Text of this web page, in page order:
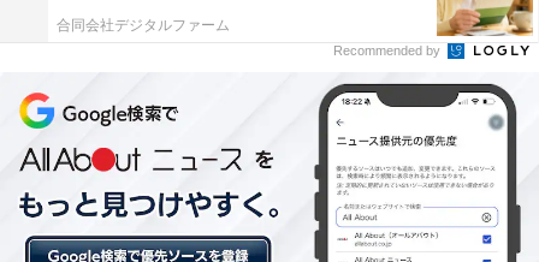
合同会社デジタルファーム
Recommended by